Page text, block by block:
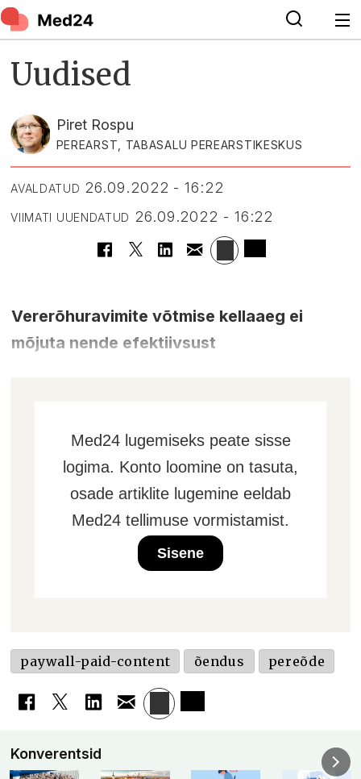
Uudised
Piret Rospu
PEREARST, TABASALU PEREARSTIKESKUS
AVALDATUD 26.09.2022 - 16:22
VIIMATI UUENDATUD 26.09.2022 - 16:22
Vererõhuravimite võtmise kellaaeg ei
mõjuta nende efektiivsust
Med24 lugemiseks peate sisse
logima. Konto loomine on tasuta,
osade artiklite lugemine eeldab
Med24 tellimuse vormistamist.
Sisene
paywall-paid-content õendus pereõde
Konverentsid